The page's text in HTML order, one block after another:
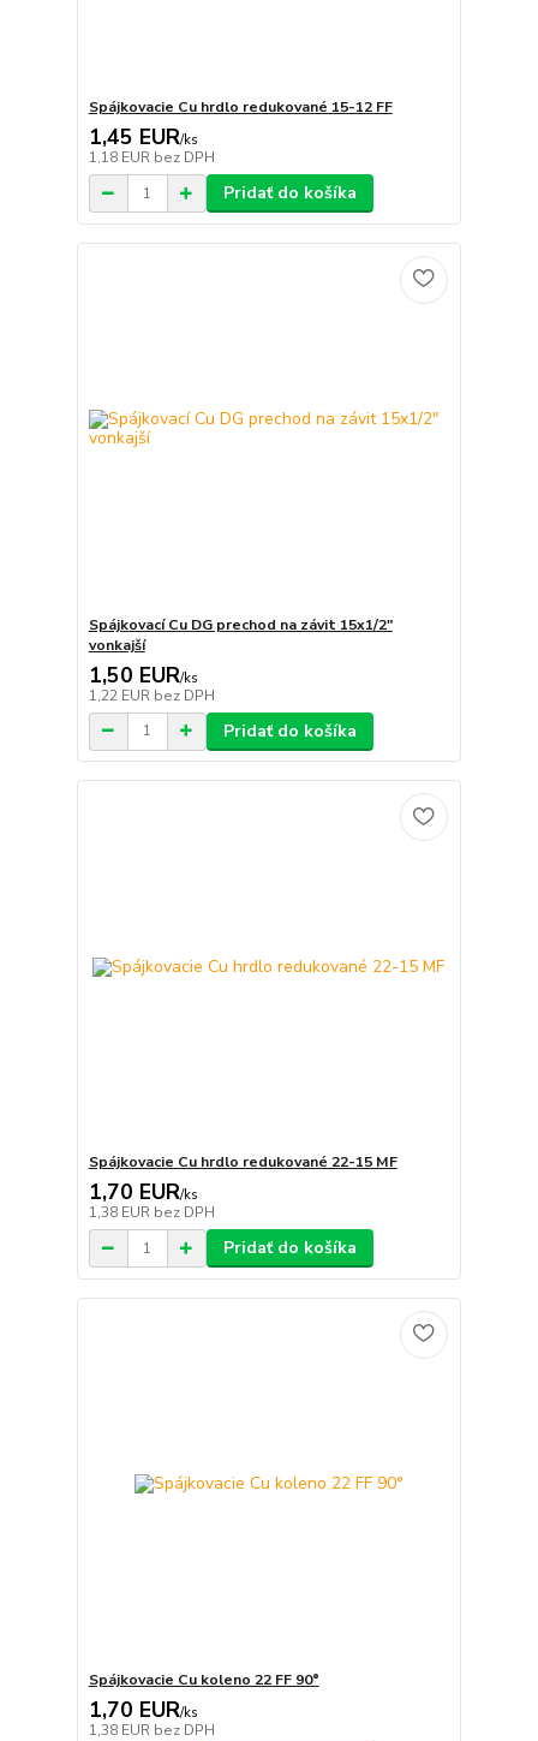
Spájkovacie Cu hrdlo redukované 15-12 FF
1,45 EUR/ks
1,18 EUR bez DPH
Pridať do košíka
Spájkovací Cu DG prechod na závit 15x1/2"
vonkajší
1,50 EUR/ks
1,22 EUR bez DPH
Pridať do košíka
Spájkovacie Cu hrdlo redukované 22-15 MF
1,70 EUR/ks
1,38 EUR bez DPH
Pridať do košíka
Spájkovacie Cu koleno 22 FF 90°
1,70 EUR/ks
1,38 EUR bez DPH